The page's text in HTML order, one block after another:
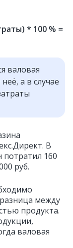
* 100 % =
валовая
а в случае
В
потратил 160
руб.
между
продукта.
валовая